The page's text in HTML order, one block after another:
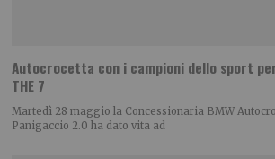
Autocrocetta con i campioni dello sport per
THE 7
Martedì 28 maggio la Concessionaria BMW
Panigaccio 2.0 ha dato vita ad